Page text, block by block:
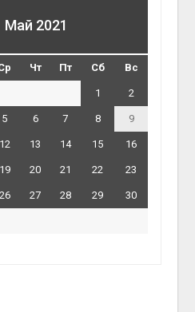
Май 2021
Чт Пт Сб Вс
1 2
5 6 7 8 9
12 13 14 15 16
19 20 21 22 23
26 27 28 29 30